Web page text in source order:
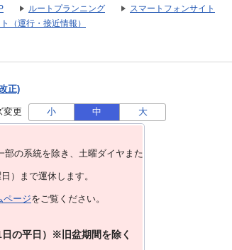
ルートプランニング
スマートフォンサイト
（運行・接近情報）
正)
変更 小 中 大
の系統を除き、⼟曜ダイヤまた
）まで運休します。
ページをご覧ください。
の平日）※旧盆期間を除く